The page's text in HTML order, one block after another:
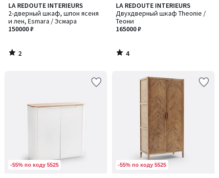
LA REDOUTE INTERIEURS
2-дверный шкаф, шпон ясеня
и лен, Esmara / Эсмара
150000 ₽
2
/
5
2
/
LA REDOUTE INTERIEURS
Двухдверный шкаф Theonie /
Теони
165000 ₽
4
/
5
4
/
-55% по коду 5525 -55% по коду 5525